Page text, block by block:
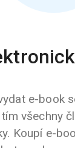
e-book
všechny
Koupí e-